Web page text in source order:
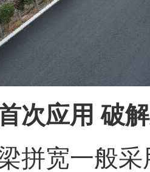
次应用 破
拼宽一般